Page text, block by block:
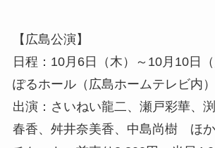
【広島公演】
日程：10月6日（木）～10月10日
ぽるホール（広島ホームテレビ内）
出演：さいねい龍二、瀬戸彩華、
春香、舛井奈美香、中島尚樹 ほか